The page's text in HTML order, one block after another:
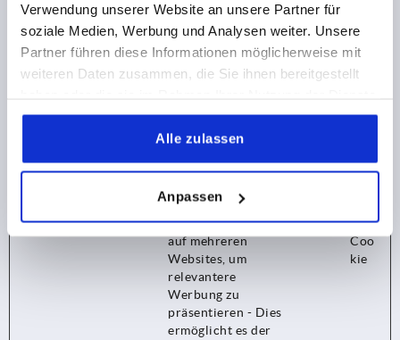
Verwendung unserer Website an unsere Partner für
soziale Medien, Werbung und Analysen weiter. Unsere
Partner führen diese Informationen möglicherweise mit
weiteren Daten zusammen, die Sie ihnen bereitgestellt
gesammelt haben.
Alle zulassen
Anpassen
Website.
_uetsid bing.com
Wird verwendet, um
Besucher auf
mehreren Websites
Präferenzen des
Besuchers zu
Bestän
dig
HT
ML
Loca
Sammelt Daten zum
Besucherverhalten
auf mehreren
Websites, um
relevantere
Werbung zu
präsentieren - Dies
ermöglicht es der
P-
Coo
kie